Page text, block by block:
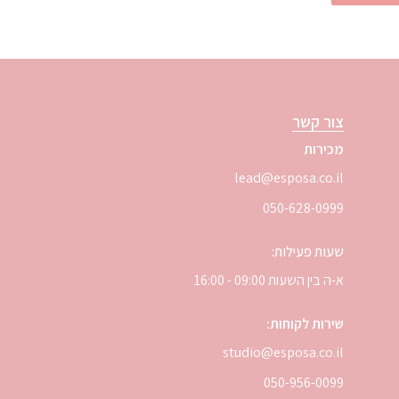
צור קשר
מכירות
lead@esposa.co.il
050-628-0999
שעות פעילות:
א-ה בין השעות 09:00 - 16:00
שירות לקוחות:
studio@esposa.co.il
050-956-0099